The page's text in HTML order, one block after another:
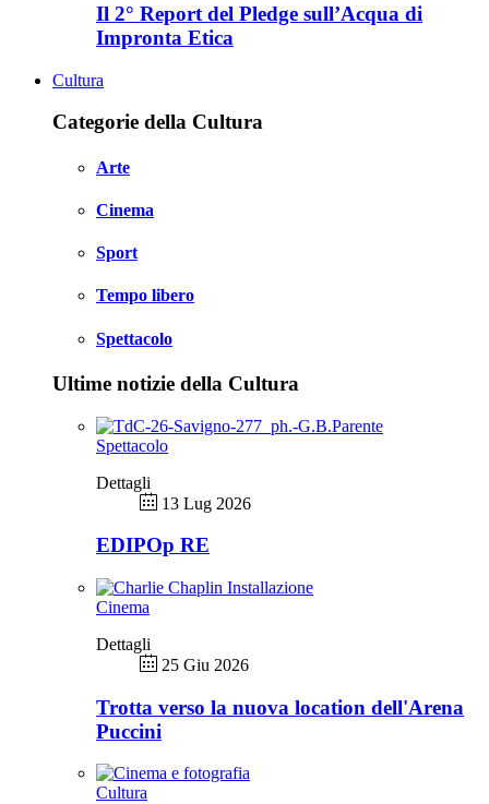
Il 2° Report del Pledge sull’Acqua di
Impronta Etica
Cultura
Categorie della Cultura
Arte
Cinema
Sport
Tempo libero
Spettacolo
Ultime notizie della Cultura
Spettacolo
Dettagli
13 Lug 2026
EDIPOp RE
Cinema
Dettagli
25 Giu 2026
Trotta verso la nuova location dell'Arena
Puccini
Cultura